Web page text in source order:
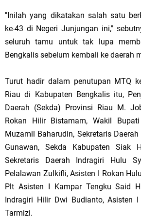
"Inilah yang dikatakan salah satu
ke-43 di Negeri Junjungan ini,"
seluruh tamu untuk tak lupa
Bengkalis sebelum kembali ke daerah
Turut hadir dalam penutupan MTQ
Riau di Kabupaten Bengkalis itu,
Daerah (Sekda) Provinsi Riau M.
Rokan Hilir Bistamam, Wakil
Muzamil Baharudin, Sekretaris
Gunawan, Sekda Kabupaten Siak
Sekretaris Daerah Indragiri Hulu
Pelalawan Zulkifli, Asisten I Rokan
Plt Asisten I Kampar Tengku Said
Indragiri Hilir Dwi Budianto, Asisten
Tarmizi.